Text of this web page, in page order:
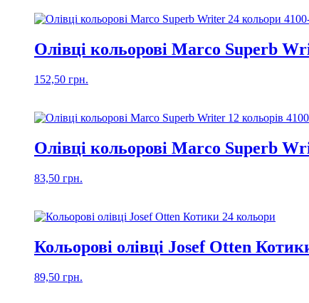
Олівці кольорові Marco Superb
152,50 грн.
Олівці кольорові Marco Superb
83,50 грн.
Кольорові олівці Josef Otten
89,50 грн.